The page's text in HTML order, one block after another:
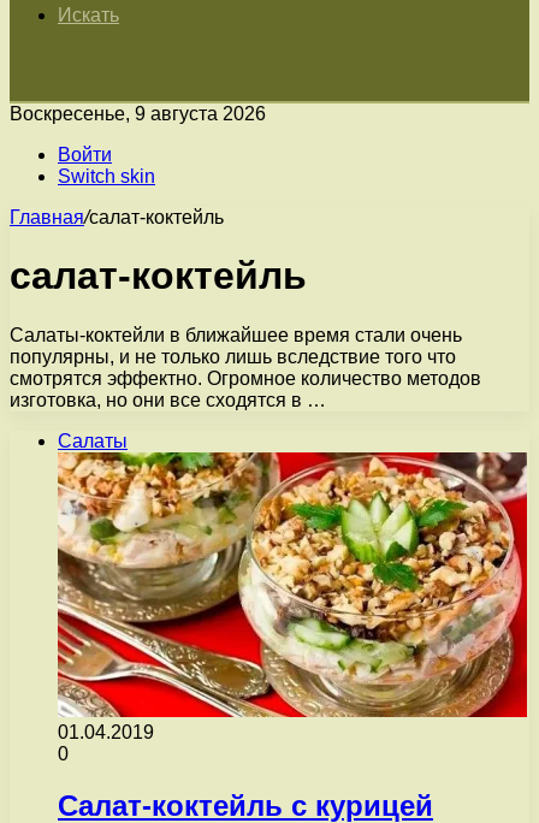
Искать
Воскресенье, 9 августа 2026
Войти
Switch skin
Главная/салат-коктейль
салат-коктейль
Салаты-коктейли в ближайшее время стали очень
популярны, и не только лишь вследствие того что
смотрятся эффектно. Огромное количество методов
изготовка, но они все сходятся в …
Салаты
01.04.2019
0
Салат-коктейль с курицей